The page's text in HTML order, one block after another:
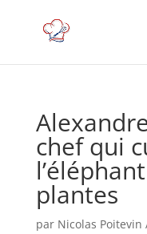
chef qui
plantes
par Nicolas